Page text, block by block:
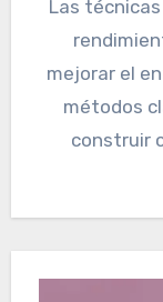
Las técnicas de autoconversación mejoran el
mejorar el
métodos
construir